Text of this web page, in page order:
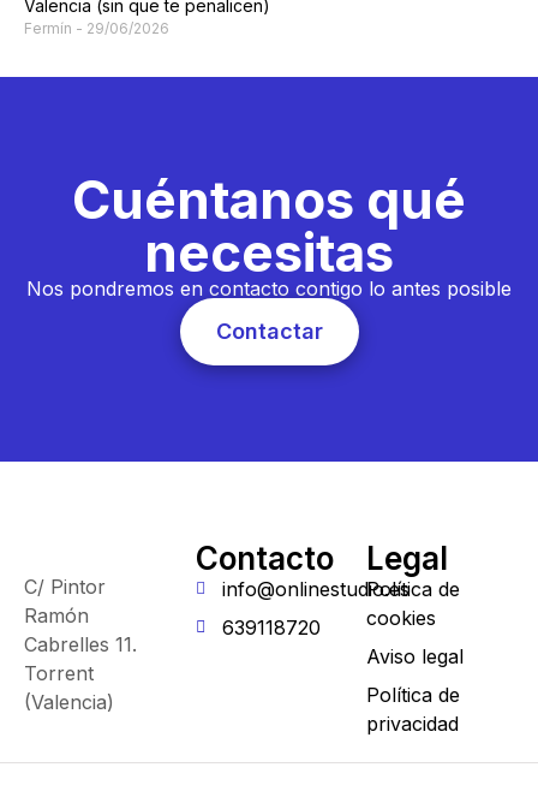
Valencia (sin que te penalicen)
Fermín 29/06/2026
Cuéntanos qué
necesitas
Nos pondremos en contacto contigo lo antes posible
Contactar
C/ Pintor
Ramón
Cabrelles 11.
Torrent
(Valencia)
Contacto
info@onlinestudio.es
639118720
Legal
Política de
cookies
Aviso legal
Política de
privacidad